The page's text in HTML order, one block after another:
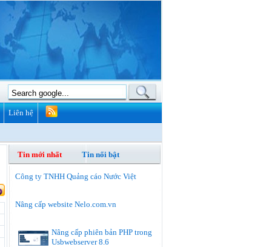
Liên hệ
Tin mới nhất Tin nổi bật
Công ty TNHH Quảng cáo Nước Việt
Nâng cấp website Nelo.com.vn
Nâng cấp phiên bản PHP trong
Usbwebserver 8.6